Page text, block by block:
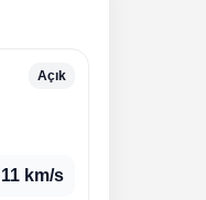
Açık
11 km/s